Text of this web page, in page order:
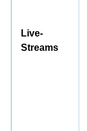
Live-
Streams